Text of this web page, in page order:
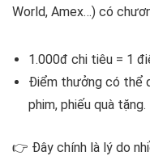
World, Amex…) có
1.000đ chi tiêu = 1
Điểm thưởng có thể
phim, phiếu quà tặng.
👉 Đây chính là lý do